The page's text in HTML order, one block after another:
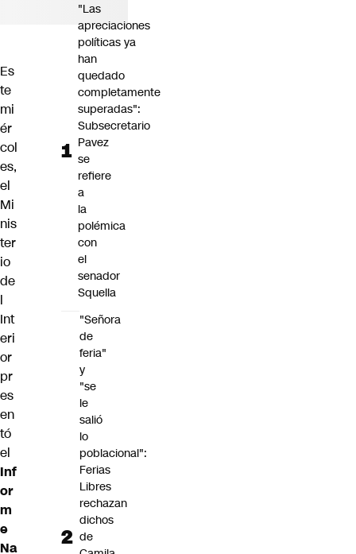
Es
te
mi
ér
col
es,
el
Mi
nis
ter
io
de
l
Int
eri
or
pr
es
en
tó
el
Inf
or
m
e
Na
"Las
apreciaciones
políticas ya
han
quedado
completamente
superadas":
Subsecretario
Pavez
se
refiere
a
la
polémica
con
el
senador
Squella
"Señora
de
feria"
y
"se
le
salió
lo
poblacional":
Ferias
Libres
rechazan
dichos
de